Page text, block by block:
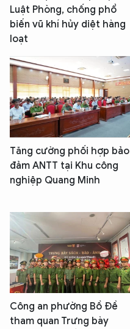
Luật Phòng, chống phổ
biến vũ khí hủy diệt hàng
loạt
Tăng cường phối hợp bảo
đảm ANTT tại Khu công
nghiệp Quang Minh
Công an phường Bồ Đề
tham quan Trưng bày